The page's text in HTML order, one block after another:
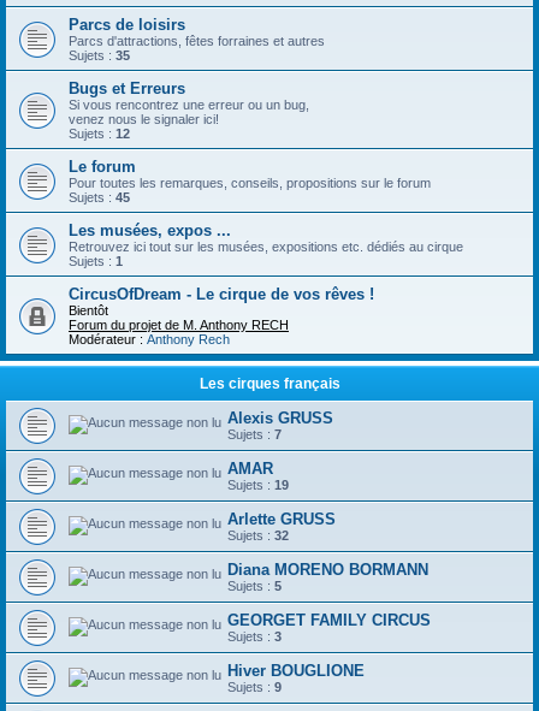
Parcs de loisirs
Parcs d'attractions, fêtes forraines et autres
Sujets : 35
Bugs et Erreurs
Si vous rencontrez une erreur ou un bug,
venez nous le signaler ici!
Sujets : 12
Le forum
Pour toutes les remarques, conseils, propositions sur le forum
Sujets : 45
Les musées, expos ...
Retrouvez ici tout sur les musées, expositions etc. dédiés au cirque
Sujets : 1
CircusOfDream - Le cirque de vos rêves !
Bientôt
Forum du projet de M. Anthony RECH
Modérateur : Anthony Rech
Les cirques français
Alexis GRUSS
Sujets : 7
AMAR
Sujets : 19
Arlette GRUSS
Sujets : 32
Diana MORENO BORMANN
Sujets : 5
GEORGET FAMILY CIRCUS
Sujets : 3
Hiver BOUGLIONE
Sujets : 9